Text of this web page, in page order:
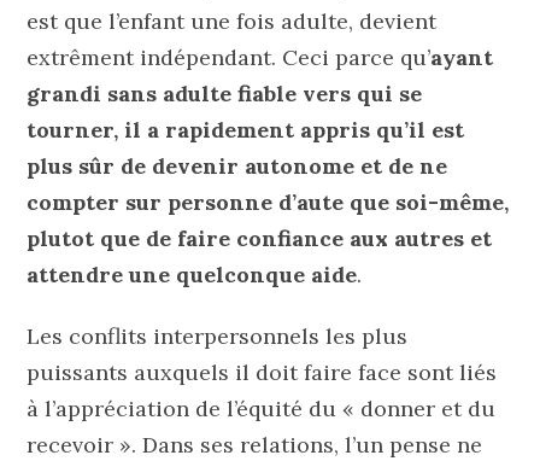
est que l’enfant une fois adulte, devient
extrêment indépendant. Ceci parce qu’ayant
grandi sans adulte fiable vers qui se
tourner, il a rapidement appris qu’il est
plus sûr de devenir autonome et de ne
compter sur personne d’aute que soi-même,
plutot que de faire confiance aux autres et
attendre une quelconque aide.
Les conflits interpersonnels les plus
puissants auxquels il doit faire face sont liés
à l’appréciation de l’équité du « donner et du
recevoir ». Dans ses relations, l’un pense ne